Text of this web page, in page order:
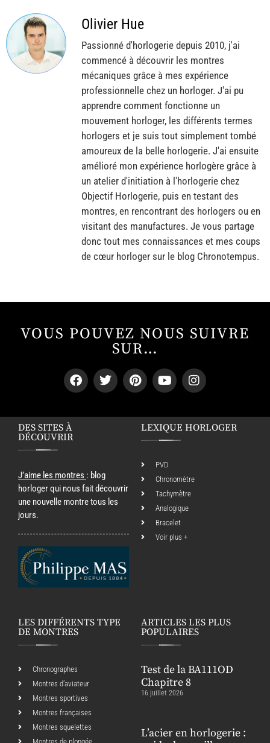
Olivier Hue
Passionné d'horlogerie depuis 2010, j'ai
commencé à découvrir les montres
mécaniques grâce à mes expérience
professionnelle chez un horloger. J'ai pu
apprendre comment fonctionne un
mouvement horloger, les différents termes
horlogers et je suis tout simplement tombé
amoureux de la belle horlogerie. J'ai ensuite
amélioré mon expérience horlogère grâce à
un atelier d'initiation à l'horlogerie chez
Objectif Horlogerie, puis en testant des
montres, en rencontrant des horlogers ou en
visitant des manufactures. Je vous partage
donc tout mes connaissances et mes coups
de cœur horloger sur le blog Chronotempus.
VOUS POUVEZ NOUS SUIVRE
SUR…
DES SITES À
DÉCOUVRIR
J’aime les montres : blog
horloger qui nous fait découvrir
une nouvelle montre tous les
jours.
LEXIQUE HORLOGER
PVD
Chronomètre
Tachymètre
Analogique
Bracelet
Voir plus +
LES DIFFÉRENTS TYPE
DE MONTRES
Chronographes
Montres d’aviateur
Montres sportives
Montres françaises
Montres squelettes
ARTICLES LES PLUS
POPULAIRES
Test de la BA111OD
Chapitre 8
16 juillet 2026
L’acier en horlogerie :